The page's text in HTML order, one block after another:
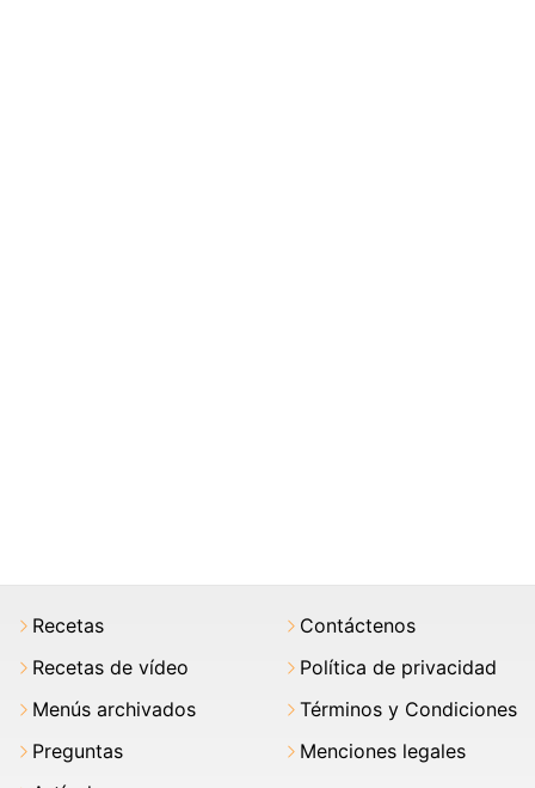
Recetas
Recetas de vídeo
Menús archivados
Preguntas
Contáctenos
Política de privacidad
Términos y Condiciones
Menciones legales